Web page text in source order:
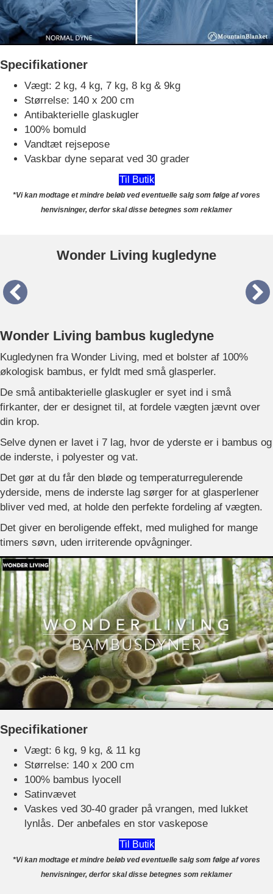
Specifikationer
Vægt: 2 kg, 4 kg, 7 kg, 8 kg & 9kg
Størrelse: 140 x 200 cm
Antibakterielle glaskugler
100% bomuld
Vandtæt rejsepose
Vaskbar dyne separat ved 30 grader
Til Butik
*Vi kan modtage et mindre beløb ved eventuelle salg som følge af vores
henvisninger, derfor skal disse betegnes som reklamer
Wonder Living kugledyne
Wonder Living bambus kugledyne
Kugledynen fra Wonder Living, med et bolster af 100%
økologisk bambus, er fyldt med små glasperler.
De små antibakterielle glaskugler er syet ind i små
firkanter, der er designet til, at fordele vægten jævnt over
din krop.
Selve dynen er lavet i 7 lag, hvor de yderste er i bambus og
de inderste, i polyester og vat.
Det gør at du får den bløde og temperaturregulerende
yderside, mens de inderste lag sørger for at glasperlener
bliver ved med, at holde den perfekte fordeling af vægten.
Det giver en beroligende effekt, med mulighed for mange
timers søvn, uden irriterende opvågninger.
Specifikationer
Vægt: 6 kg, 9 kg, & 11 kg
Størrelse: 140 x 200 cm
100% bambus lyocell
Satinvævet
Vaskes ved 30-40 grader på vrangen, med lukket
lynlås. Der anbefales en stor vaskepose
Til Butik
*Vi kan modtage et mindre beløb ved eventuelle salg som følge af vores
henvisninger, derfor skal disse betegnes som reklamer